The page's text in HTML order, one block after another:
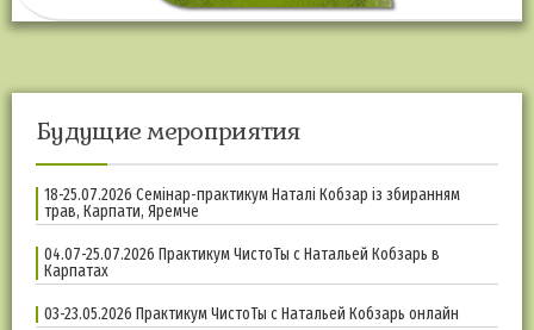
Будущие мероприятия
18-25.07.2026 Семінар-практикум Наталі Кобзар із збиранням
трав, Карпати, Яремче
04.07-25.07.2026 Практикум ЧистоТы с Натальей Кобзарь в
Карпатах
03-23.05.2026 Практикум ЧистоТы с Натальей Кобзарь онлайн